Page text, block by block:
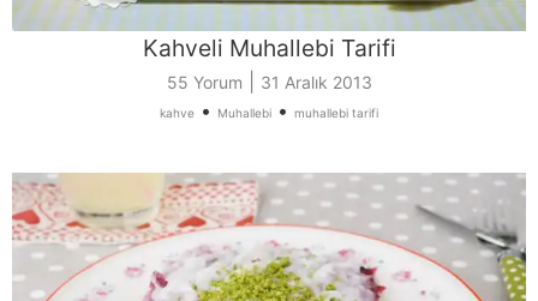
Kahveli Muhallebi Tarifi
55 Yorum 31 Aralık 2013
kahve • Muhallebi • muhallebi tarifi